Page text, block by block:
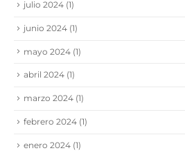
julio 2024 (1)
junio 2024 (1)
mayo 2024 (1)
abril 2024 (1)
marzo 2024 (1)
febrero 2024 (1)
enero 2024 (1)